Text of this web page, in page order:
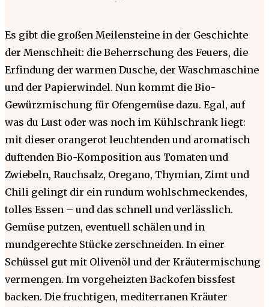
Es gibt die großen Meilensteine in der Geschichte
der Menschheit: die Beherrschung des Feuers, die
Erfindung der warmen Dusche, der Waschmaschine
und der Papierwindel. Nun kommt die Bio-
Gewürzmischung für Ofengemüse dazu. Egal, auf
was du Lust oder was noch im Kühlschrank liegt:
mit dieser orangerot leuchtenden und aromatisch
duftenden Bio-Komposition aus Tomaten und
Zwiebeln, Rauchsalz, Oregano, Thymian, Zimt und
Chili gelingt dir ein rundum wohlschmeckendes,
tolles Essen – und das schnell und verlässlich.
Gemüse putzen, eventuell schälen und in
mundgerechte Stücke zerschneiden. In einer
Schüssel gut mit Olivenöl und der Kräutermischung
vermengen. Im vorgeheizten Backofen bissfest
backen. Die fruchtigen, mediterranen Kräuter